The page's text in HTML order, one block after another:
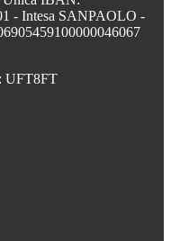
- Intesa SANPAOLO -
UFT8FT